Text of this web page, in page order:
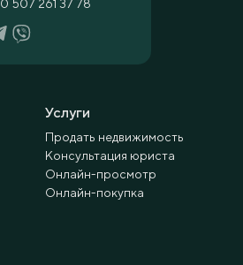
Услуги
Продать недвижимость
Консультация юриста
Онлайн-просмотр
Онлайн-покупка
507 261 37 78